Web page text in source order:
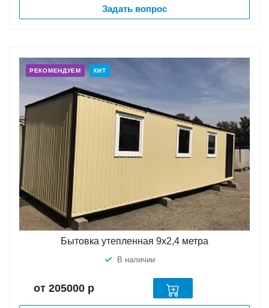
Задать вопрос
РЕКОМЕНДУЕМ ХИТ
Бытовка утепленная 9х2,4 метра
В наличии
от 205000 р